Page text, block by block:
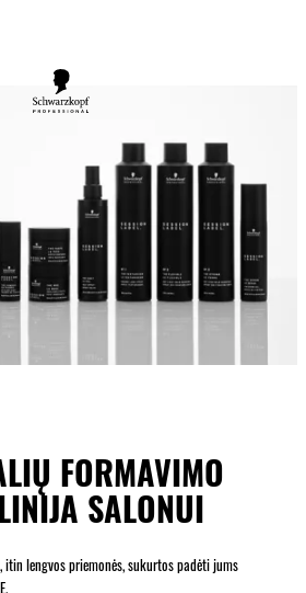
FORMAVIMO
SALONUI
lengvos priemonės, sukurtos padėti jums